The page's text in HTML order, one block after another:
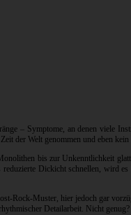
– Symptome, an denen viele
der Welt genommen und eben
bis zur Unkenntlichkeit
Dickicht schnellen, wird
Rock-Muster, hier jedoch gar
Detailarbeit. Nicht